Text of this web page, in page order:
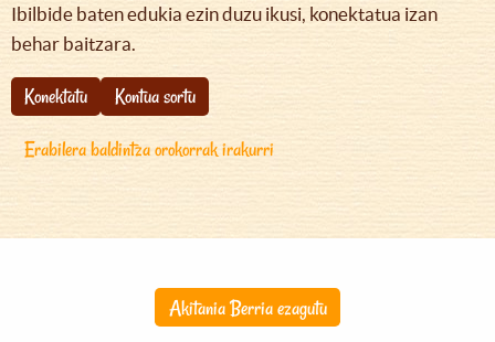
Ibilbide baten edukia ezin duzu ikusi, konektatua izan
behar baitzara.
Konektatu
Kontua sortu
Erabilera baldintza orokorrak irakurri
Akitania Berria ezagutu